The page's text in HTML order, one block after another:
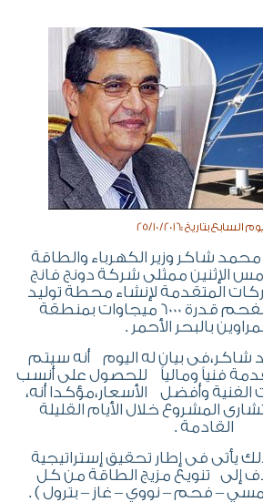
السابع بتاريخ :25/10/2016
شاكر وزير الكهرباء والطاقة
الإثنين ممثلى شركة دونج فانج
المتقدمة لإنشاء محطة توليد
كهرباء تعمل بالفحم قدرة 6000 ميجاوات بمنطقة
بالبحر الأحمر .
شاكر،فى بيان له اليوم أنه سيتم
فنياً ومالياً للحصول على أنسب
وأفضل الأسعار،مؤكدا أنه،
المشروع خلال الأيام القليلة
القادمة .
يأتى فى إطار تحقيق إستراتيجية
إلى تنويع مزيج الطاقة من كل
– فحم – نووي – غاز – بترول ) .